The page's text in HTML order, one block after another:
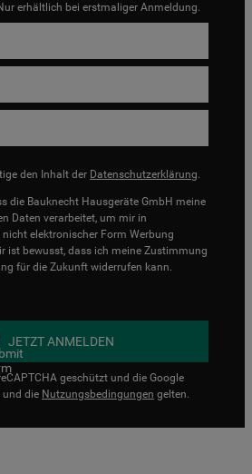
erhältlich bei erstmaliger Anmeldung.
den Inhalt der Datenschutzerklärung.
die Bauknecht Hausgeräte GmbH meine
Daten verarbeitet, um mir in
elektronischer Form Werbung
ist bewusst, dass ich meine Zustimmung
für die Zukunft widerrufen kann.
JETZT ANMELDEN
geschützt und die Google
und die Nutzungsbedingungen gelten.